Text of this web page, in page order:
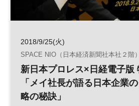
2018/9/25(火)
SPACE NIO（日本経済新聞社本社２階）
新日本プロレス×日経電子版
「メイ社長が語る日本企業
略の秘訣」